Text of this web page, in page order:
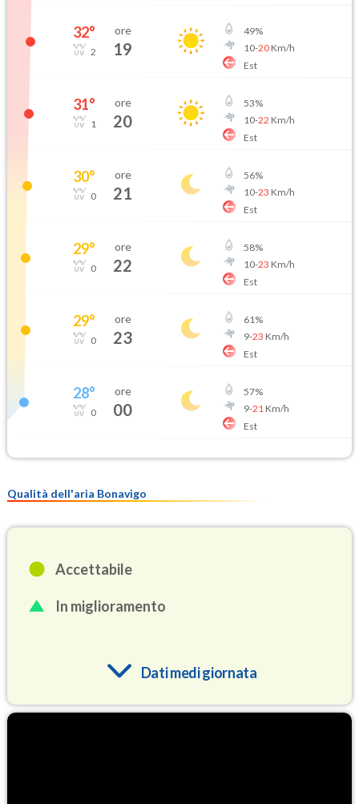
32°
2
ore
19
49%
10-20Km/h
Est
31°
1
ore
20
53%
10-22 Km/h
Est
30°
0
ore
21
56%
10-23 Km/h
Est
29°
0
ore
22
58%
10-23 Km/h
Est
29°
0
ore
23
61%
9-23 Km/h
Est
28°
0
ore
00
57%
9-21Km/h
Est
Qualità dell'aria Bonavigo
Accettabile
In miglioramento
Dati medi giornata